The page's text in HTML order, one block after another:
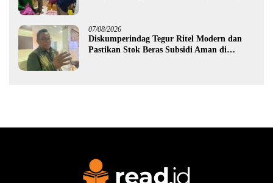
07/08/2026
Diskumperindag Tegur Ritel Modern dan
Pastikan Stok Beras Subsidi Aman di